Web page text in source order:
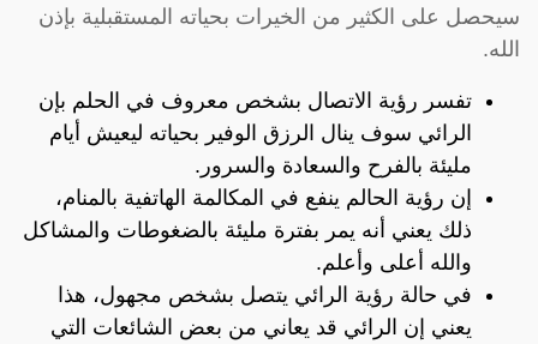
سيحصل على الكثير من الخيرات بحياته المستقبلية بإذن
الله.
تفسر رؤية الاتصال بشخص معروف في الحلم بإن
الرائي سوف ينال الرزق الوفير بحياته ليعيش أيام
مليئة بالفرح والسعادة والسرور.
إن رؤية الحالم ينفع في المكالمة الهاتفية بالمنام،
ذلك يعني أنه يمر بفترة مليئة بالضغوطات والمشاكل
والله أعلى وأعلم.
في حالة رؤية الرائي يتصل بشخص مجهول، هذا
يعني إن الرائي قد يعاني من بعض الشائعات التي